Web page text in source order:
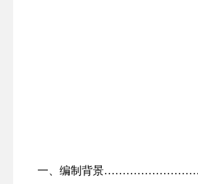
一、编制背景